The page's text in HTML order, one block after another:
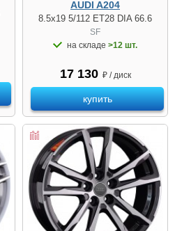
AUDI A204
8.5x19 5/112 ET28 DIA 66.6
SF
на складе >12 шт.
17 130 ₽ / диск
купить